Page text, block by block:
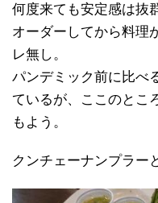
何度来ても安定感は抜
オーダーしてから料理
レ無し。
パンデミック前に比べ
ているが、ここのとこ
もよう。
クンチェーナンプラー